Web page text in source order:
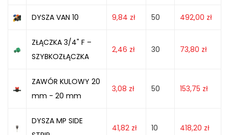
DYSZA VAN 10 9,84 zł 50 492,00 zł
ZŁĄCZKA 3/4" F –
SZYBKOZŁĄCZKA
2,46 zł 30 73,80 zł
ZAWÓR KULOWY 20
mm - 20 mm
3,08 zł 50 153,75 zł
DYSZA MP SIDE
41,82 zł 10 418,20 zł